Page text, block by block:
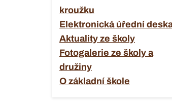
kroužku
Elektronická úřední
Aktuality ze školy
Fotogalerie ze školy a
družiny
O základní škole